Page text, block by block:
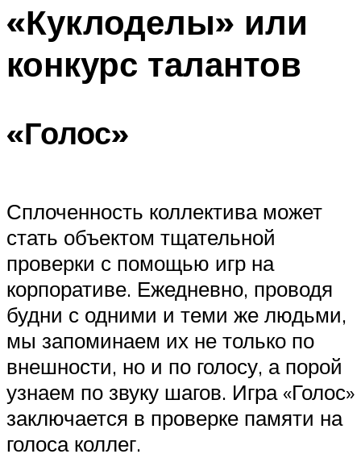
«Куклоделы» или
конкурс талантов
«Голос»
Сплоченность коллектива может
стать объектом тщательной
проверки с помощью игр на
корпоративе. Ежедневно, проводя
будни с одними и теми же людьми,
мы запоминаем их не только по
внешности, но и по голосу, а порой
узнаем по звуку шагов. Игра «Голос»
заключается в проверке памяти на
голоса коллег.